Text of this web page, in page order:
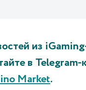
из
в Telegram-
Market.